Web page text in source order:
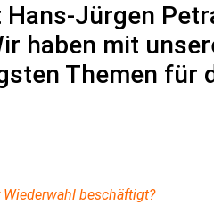
Jürgen
haben mit
Themen für
beschäftigt?